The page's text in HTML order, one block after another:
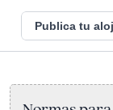
Publica tu